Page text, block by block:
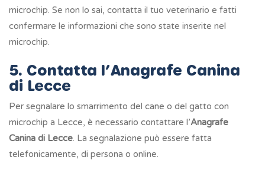
microchip. Se non lo sai, contatta il tuo veterinario e fatti
confermare le informazioni che sono state inserite nel
microchip.
5. Contatta l’Anagrafe Canina
di Lecce
Per segnalare lo smarrimento del cane o del gatto con
microchip a Lecce, è necessario contattare l’Anagrafe
Canina di Lecce. La segnalazione può essere fatta
telefonicamente, di persona o online.